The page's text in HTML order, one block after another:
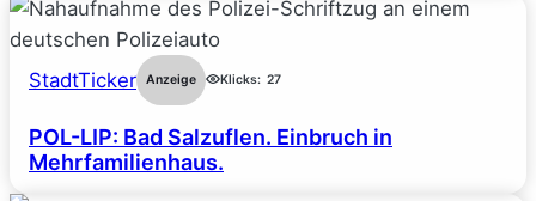
StadtTicker Anzeige Klicks: 27
POL-LIP: Bad Salzuflen. Einbruch in
Mehrfamilienhaus.